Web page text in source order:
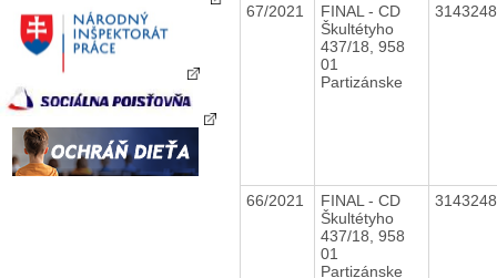
67/2021
FINAL - CD
Škultétyho
437/18, 958
01
Partizánske
66/2021
FINAL - CD
Škultétyho
437/18, 958
01
Partizánske